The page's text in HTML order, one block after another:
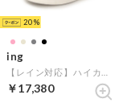
20
ing
￥17,380